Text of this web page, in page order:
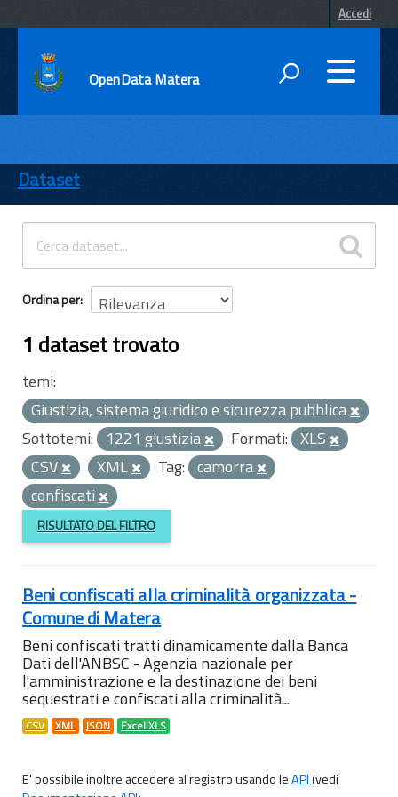
Accedi
OpenData Matera
ENTI
TEMI
INFORMAZIONI
Dataset
Ordina per
1 dataset trovato
temi:
Giustizia, sistema giuridico e sicurezza pubblica
Sottotemi:
1221 giustizia Formati: XLS
CSV
XML Tag: camorra
confiscati
RISULTATO DEL FILTRO
Beni confiscati alla criminalità organizzata -
Comune di Matera
Beni confiscati tratti dinamicamente dalla Banca
Dati dell'ANBSC - Agenzia nazionale per
l'amministrazione e la destinazione dei beni
sequestrati e confiscati alla criminalità...
CSV XML JSON Excel XLS
E' possibile inoltre accedere al registro usando leAPI(vedi